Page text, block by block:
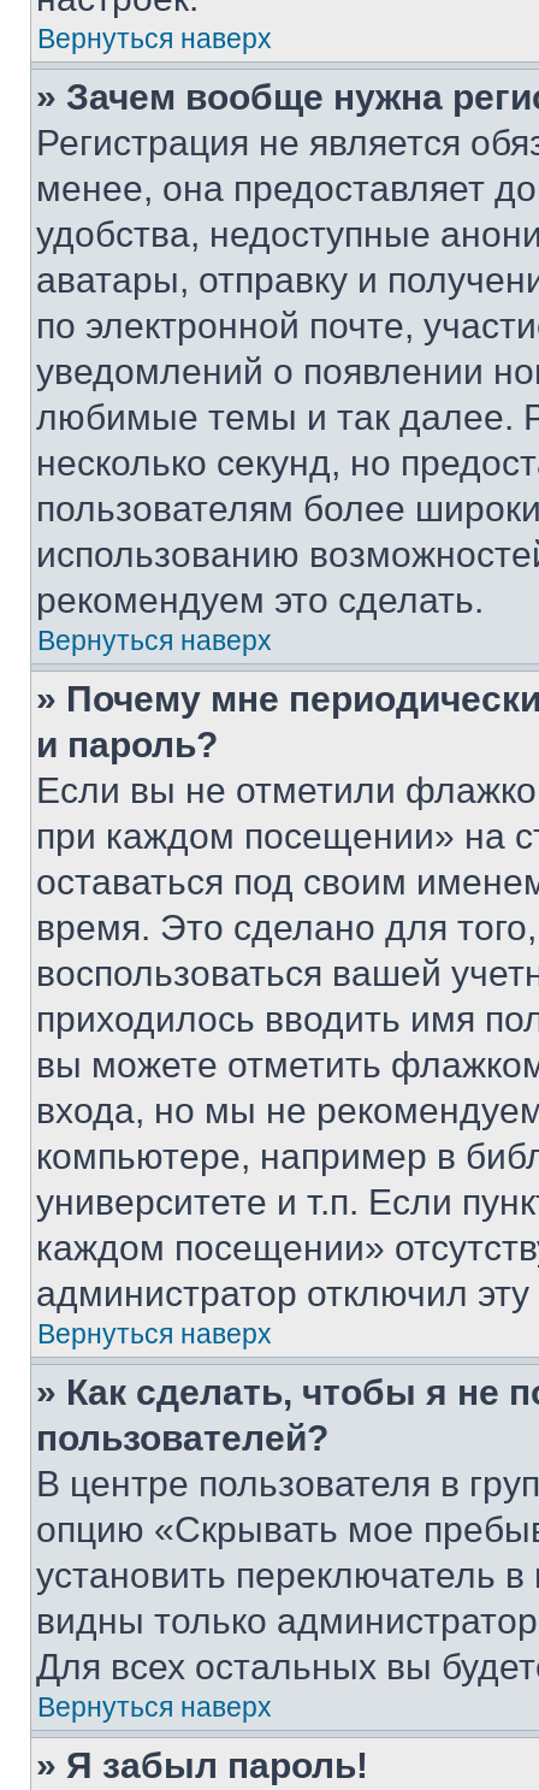
Вернуться наверх
» Зачем вообще нужна
Регистрация не является
менее, она предоставляет
удобства, недоступные
аватары, отправку и
по электронной почте,
уведомлений о появлении
любимые темы и так далее.
несколько секунд, но
пользователям более
использованию
рекомендуем это сделать.
Вернуться наверх
» Почему мне
и пароль?
Если вы не отметили
при каждом посещении» на
оставаться под своим
время. Это сделано для
воспользоваться вашей
приходилось вводить имя
вы можете отметить
входа, но мы не
компьютере, например в
университете и т.п. Если
каждом посещении»
администратор отключил
Вернуться наверх
» Как сделать, чтобы я не
пользователей?
В центре пользователя в
опцию «Скрывать мое
установить переключатель
видны только
Для всех остальных вы
Вернуться наверх
» Я забыл пароль!